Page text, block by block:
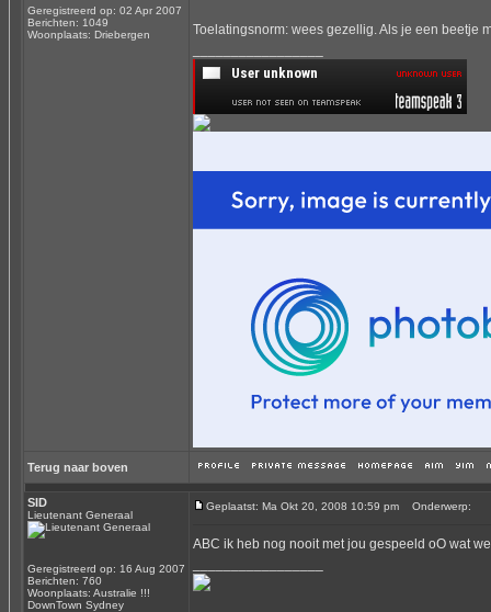
Geregistreerd op: 02 Apr 2007
Berichten: 1049
Woonplaats: Driebergen
Toelatingsnorm: wees gezellig. Als je een beetje
Terug naar boven
SID
Lieutenant Generaal
Geregistreerd op: 16 Aug 2007
Berichten: 760
Woonplaats: Australie !!!
DownTown Sydney
Geplaatst: Ma Okt 20, 2008 10:59 pm Onderwerp:
ABC ik heb nog nooit met jou gespeeld oO wat